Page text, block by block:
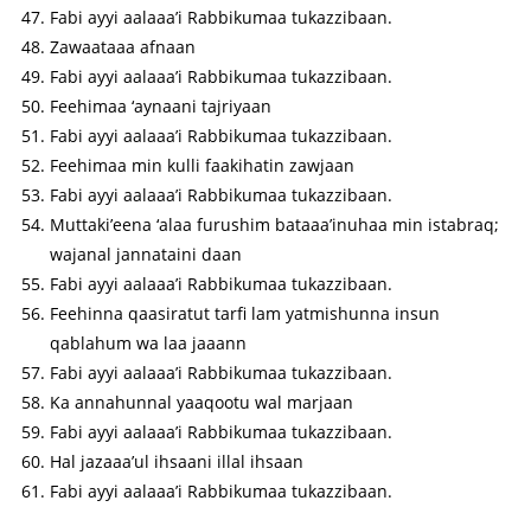
Fabi ayyi aalaaa’i Rabbikumaa tukazzibaan.
Zawaataaa afnaan
Fabi ayyi aalaaa’i Rabbikumaa tukazzibaan.
Feehimaa ‘aynaani tajriyaan
Fabi ayyi aalaaa’i Rabbikumaa tukazzibaan.
Feehimaa min kulli faakihatin zawjaan
Fabi ayyi aalaaa’i Rabbikumaa tukazzibaan.
Muttaki’eena ‘alaa furushim bataaa’inuhaa min istabraq;
wajanal jannataini daan
Fabi ayyi aalaaa’i Rabbikumaa tukazzibaan.
Feehinna qaasiratut tarfi lam yatmishunna insun
qablahum wa laa jaaann
Fabi ayyi aalaaa’i Rabbikumaa tukazzibaan.
Ka annahunnal yaaqootu wal marjaan
Fabi ayyi aalaaa’i Rabbikumaa tukazzibaan.
Hal jazaaa’ul ihsaani illal ihsaan
Fabi ayyi aalaaa’i Rabbikumaa tukazzibaan.